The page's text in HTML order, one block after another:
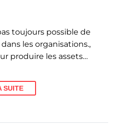
toujours possible de
dans les organisations.,
produire les assets…
SUITE